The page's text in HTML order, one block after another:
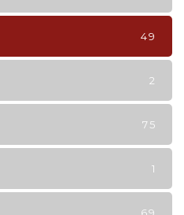
49
2
75
1